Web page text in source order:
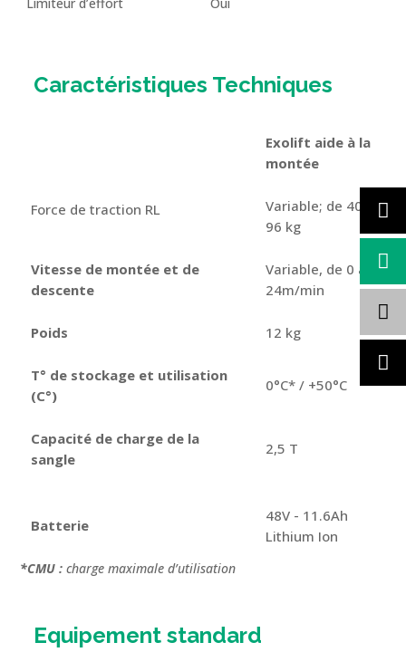
Limiteur d’effort Oui
Caractéristiques Techniques
Exolift aide à la
montée
Force de traction RL
Variable; de 40 à
96 kg
Vitesse de montée et de
descente
Variable, de 0 à
24m/min
Poids 12 kg
T° de stockage et utilisation
(C°)
0°C* / +50°C
Capacité de charge de la
sangle
2,5 T
Batterie
48V - 11.6Ah
Lithium Ion
*CMU : charge maximale d’utilisation
Equipement standard